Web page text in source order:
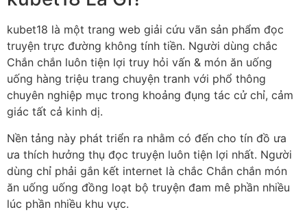
kubet18 là một trang web giải cứu vãn sản phẩm đọc
truyện trực đường không tính tiền. Người dùng chắc
Chắn chắn luôn tiện lợi truy hỏi vấn & món ăn uống
uống hàng triệu trang chuyện tranh với phổ thông
chuyên nghiệp mục trong khoảng đụng tác cử chỉ, cảm
giác tất cả kinh dị.
Nền tảng này phát triển ra nhằm có đến cho tín đồ ưa
ưa thích hưởng thụ đọc truyện luôn tiện lợi nhất. Người
dùng chỉ phải gắn kết internet là chắc Chắn chắn món
ăn uống uống đồng loạt bộ truyện đam mê phần nhiều
lúc phần nhiều khu vực.